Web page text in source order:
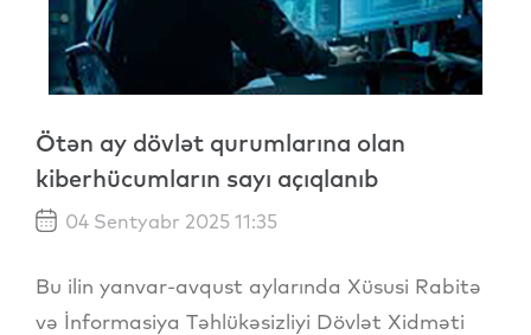
Ötən ay dövlət qurumlarına olan
kiberhücumların sayı açıqlanıb
04 Sentyabr 2025 11:35
Bu ilin yanvar-avqust aylarında Xüsusi Rabitə
və İnformasiya Təhlükəsizliyi Dövlət Xidməti